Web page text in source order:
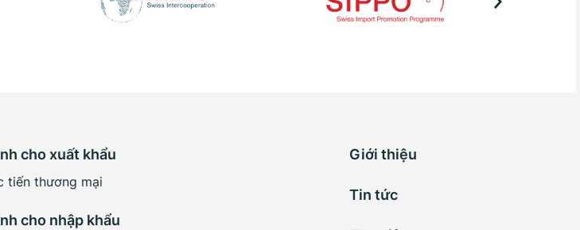
cho xuất khẩu
tiến thương mại
cho nhập khẩu
Giới thiệu
Tin tức